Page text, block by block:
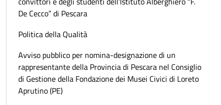
De Cecco” di Pescara
Politica della Qualità
Avviso pubblico per nomina-designazione di un
rappresentante della Provincia di Pescara nel Consiglio
di Gestione della Fondazione dei Musei Civici di Loreto
Aprutino (PE)